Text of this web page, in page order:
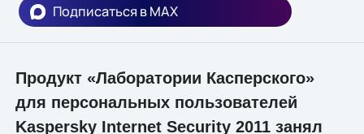
Подписаться в MAX
Продукт «Лаборатории Касперского»
для персональных пользователей
Kaspersky Internet Security 2011 занял